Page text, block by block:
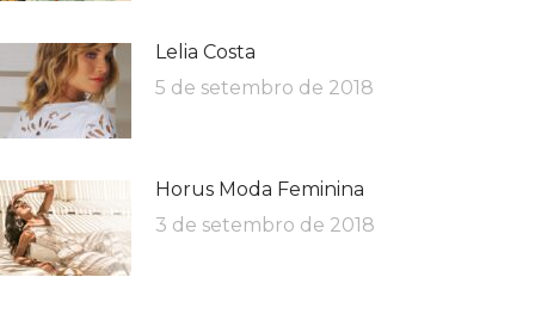
Lelia Costa
5 de setembro de 2018
Horus Moda Feminina
3 de setembro de 2018